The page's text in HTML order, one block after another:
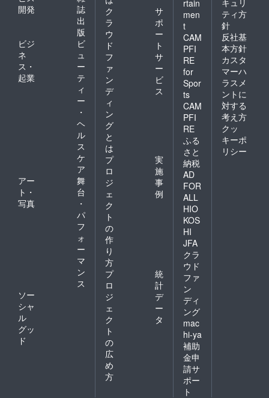
開発
誌
出
版
ビジ
ネ
ス・
起業
ビ
ュ
ー
テ
ィ
ー
・
ヘ
ル
ス
ケ
ア
アー
ト・
写真
舞
台
・
パ
フ
ォ
ー
マ
ン
ス
ソー
シャ
ル
グッ
ド
ク
ラ
ウ
ド
フ
ァ
ン
デ
ィ
ン
グ
と
は
サ
ポ
ー
ト
サ
ー
ビ
ス
プ
ロ
ジ
ェ
ク
ト
の
作
り
方
実
施
事
例
プ
ロ
ジ
ェ
ク
ト
の
広
め
方
統
計
デ
ー
タ
rtain
men
t
CAM
PFI
RE
for
Spor
ts
CAM
PFI
RE
ふる
さと
納税
AD
FOR
ALL
HIO
KOS
HI
JFA
クラ
ウド
ファ
ン
ディ
ング
mac
hi-ya
補助
金申
請サ
ポー
ト
ティ方
針
反社基
本方針
カスタ
マーハ
ラスメ
ントに
対する
考え方
クッ
キーポ
リシー